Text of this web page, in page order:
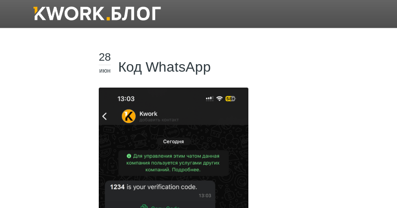
28
июн Код WhatsApp